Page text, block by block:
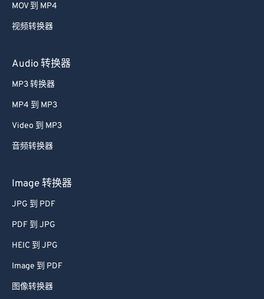
MOV 到 MP4
视频转换器
Audio 转换器
MP3 转换器
MP4 到 MP3
Video 到 MP3
音频转换器
Image 转换器
JPG 到 PDF
PDF 到 JPG
HEIC 到 JPG
Image 到 PDF
图像转换器